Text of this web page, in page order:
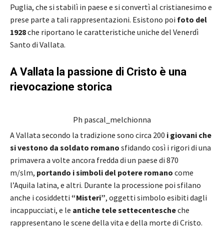
Puglia, che si stabilì in paese e si convertì al cristianesimo e
prese parte a tali rappresentazioni. Esistono poi foto del
1928che riportano le caratteristiche uniche del Venerdì
Santo di Vallata.
A Vallata la passione di Cristo è una
rievocazione storica
Ph pascal_melchionna
A Vallata secondo la tradizione sono circa 200 i giovani che
si vestono da soldato romano sfidando così i rigori di una
primavera a volte ancora fredda di un paese di 870
m/slm, portando i simboli del potere romano come
l’Aquila latina, e altri. Durante la processione poi sfilano
anche i cosiddetti “Misteri”, oggetti simbolo esibiti dagli
incappucciati, e le antiche tele settecentescheche
rappresentano le scene della vita e della morte di Cristo.